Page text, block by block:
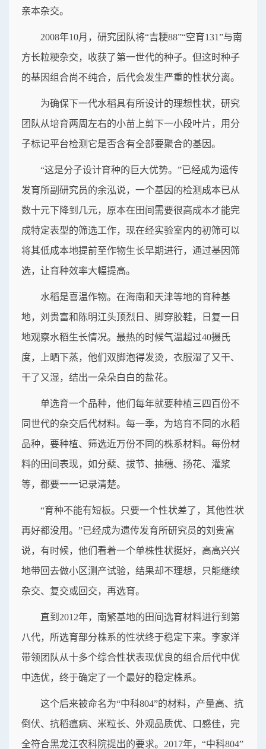
亲本杂交。
2008年10月，研究团队将“吉粳88”“空育131”与南
方长粒粳杂交，收获了第一世代的种子。但这时种子
的基因组合尚不纯合，后代会发生严重的性状分离。
为确保下一代水稻具有所设计的理想性状，研究
团队从培育两周左右的小苗上剪下一小段叶片，用分
子标记平台检测它是否含有全部要聚合的基因。
“这是分子设计育种的巨大优势。”已经成为遗传
发育所副研究员的余泓说，一个基因的检测成本已从
数十元下降到几元，原本在田间需要很高成本才能完
成特定表型的筛选工作，现在经实验室内的初筛可以
将其低成本地提前至作物生长早期进行，通过基因筛
选，让育种效率大幅提高。
水稻是喜温作物。在海南和天津等地的育种基
地，刘贵富和陈明江头顶烈日、脚穿胶鞋，日复一日
地观察水稻生长情况。最热的时候气温超过40摄氏
度，上晒下蒸，他们双脚泡得发烫，衣服湿了又干、
干了又湿，结出一朵朵白白的盐花。
单选育一个品种，他们每年就要种植三四百份不
同世代的杂交后代材料。每一季，为培育不同的水稻
品种，要种植、筛选近万份不同的株系材料。每份材
料的田间表现，如分蘖、拔节、抽穗、扬花、灌浆
等，都要一一记录清楚。
“育种不能有短板。只要一个性状差了，其他性状
再好都没用。”已经成为遗传发育所研究员的刘贵富
说，有时候，他们看着一个单株性状挺好，高高兴兴
地带回去做小区测产试验，结果却不理想，只能继续
杂交、复交或回交，再选育。
直到2012年，南繁基地的田间选育材料进行到第
八代，所选育部分株系的性状终于稳定下来。李家洋
带领团队从十多个综合性状表现优良的组合后代中优
中选优，终于确定了一个最好的稳定株系。
这个后来被命名为“中科804”的材料，产量高、抗
倒伏、抗稻瘟病、米粒长、外观品质优、口感佳，完
全符合黑龙江农科院提出的要求。2017年，“中科804”